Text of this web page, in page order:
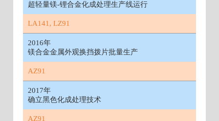
超轻量镁-锂合金化成处理生产线运行
LA141, LZ91
2016年
镁合金金属外观换挡拨片批量生产
AZ91
2017年
确立黑色化成处理技术
AZ91